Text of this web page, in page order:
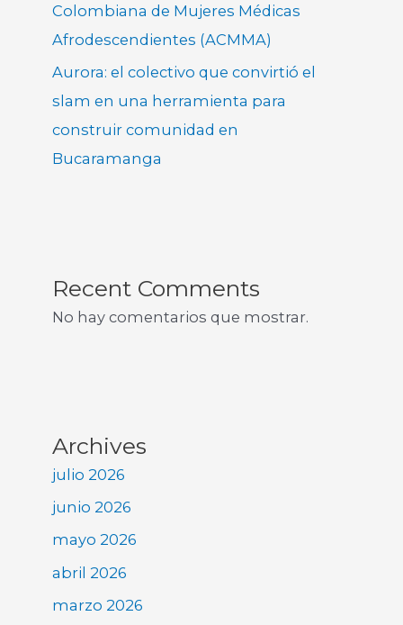
Colombiana de Mujeres Médicas
Afrodescendientes (ACMMA)
Aurora: el colectivo que convirtió el
slam en una herramienta para
construir comunidad en
Bucaramanga
Recent Comments
No hay comentarios que mostrar.
Archives
julio 2026
junio 2026
mayo 2026
abril 2026
marzo 2026